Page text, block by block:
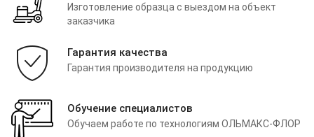
Изготовление образца с выездом на объект
заказчика
Гарантия качества
Гарантия производителя на продукцию
Обучение специалистов
Обучаем работе по технологиям ОЛЬМАКС-ФЛОР